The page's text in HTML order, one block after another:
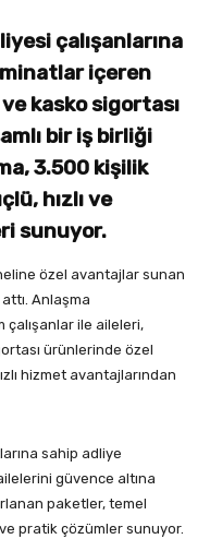
çalışanlarına
içeren
kasko sigortası
bir iş birliği
3.500 kişilik
hızlı ve
sunuyor.
özel avantajlar sunan
Anlaşma
çalışanlar ile aileleri,
ürünlerinde özel
hizmet avantajlarından
sahip adliye
güvence altına
paketler, temel
pratik çözümler sunuyor.